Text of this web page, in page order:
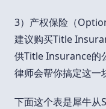
3）产权保险（
建议购买Title
供Title Insurance的
律师会帮你搞定这一
下面这个表是犀牛